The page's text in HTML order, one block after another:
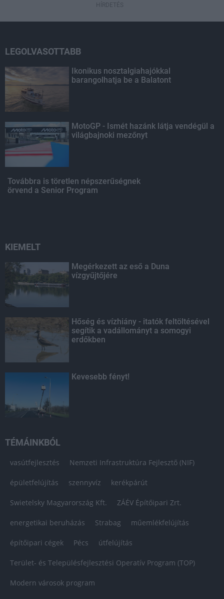
HÍRDETÉS
LEGOLVASOTTABB
Ikonikus nosztalgiahajókkal
barangolhatja be a Balatont
MotoGP - Ismét hazánk látja vendégül a
világbajnoki mezőnyt
Továbbra is töretlen népszerűségnek
örvend a Senior Program
KIEMELT
Megérkezett az eső a Duna
vízgyűjtőjére
Hőség és vízhiány - itatók feltöltésével
segítik a vadállományt a somogyi
erdőkben
Kevesebb fényt!
TÉMÁINKBÓL
vasútfejlesztés Nemzeti Infrastruktúra Fejlesztő (NIF)
épületfelújítás szennyvíz kerékpárút
Swietelsky Magyarország Kft. ZÁÉV Építőipari Zrt.
energetikai beruházás Strabag műemlékfelújítás
építőipari cégek Pécs útfelújítás
Terület- és Településfejlesztési Operatív Program (TOP)
Modern városok program